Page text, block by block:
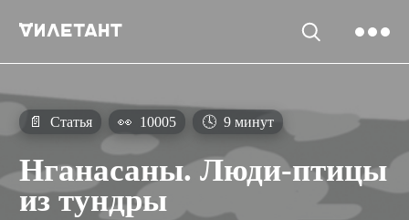
📄 Статья 👀 10005 🕓 9 минут
Нганасаны. Люди-птицы
из тундры